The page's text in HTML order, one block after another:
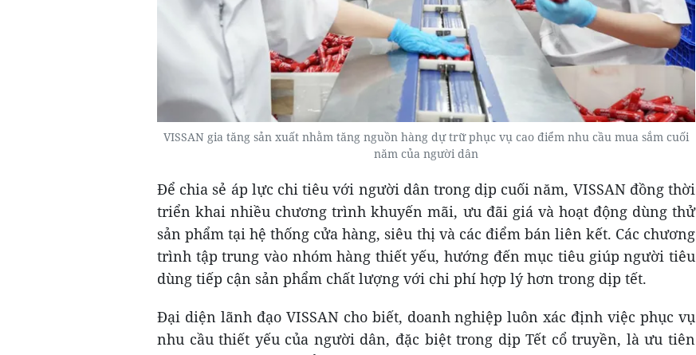
VISSAN gia tăng sản xuất nhằm tăng nguồn hàng dự trữ phục vụ cao điểm nhu cầu mua sắm cuối
năm của người dân
Để chia sẻ áp lực chi tiêu với người dân trong dịp cuối năm, VISSAN đồng thời
triển khai nhiều chương trình khuyến mãi, ưu đãi giá và hoạt động dùng thử
sản phẩm tại hệ thống cửa hàng, siêu thị và các điểm bán liên kết. Các chương
trình tập trung vào nhóm hàng thiết yếu, hướng đến mục tiêu giúp người tiêu
dùng tiếp cận sản phẩm chất lượng với chi phí hợp lý hơn trong dịp tết.
Đại diện lãnh đạo VISSAN cho biết, doanh nghiệp luôn xác định việc phục vụ
nhu cầu thiết yếu của người dân, đặc biệt trong dịp Tết cổ truyền, là ưu tiên